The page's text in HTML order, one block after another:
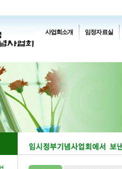
사업회소개 임정자료실